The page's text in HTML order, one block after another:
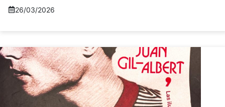
26/03/2026